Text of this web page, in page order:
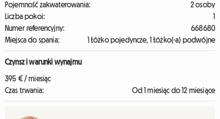
Pojemność zakwaterowania:
2 osoby
Liczba pokoi:
1
Numer referencyjny:
668680
Miejsca do spania:
1 Łóżko pojedyncze, 1 Łóżko(-a) podwójne
Czynsz i warunki wynajmu
395 € / miesiąc
Czas trwania:
Od 1 miesiąc do 12 miesiące